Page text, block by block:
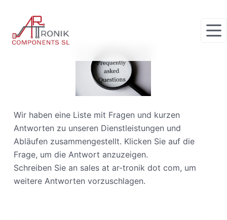
m
s
p
n
Wir haben eine Liste mit Fragen und kurzen
Antworten zu unseren Dienstleistungen und
Abläufen zusammengestellt. Klicken Sie auf die
Frage, um die Antwort anzuzeigen.
Schreiben Sie an sales at ar-tronik dot com, um
weitere Antworten vorzuschlagen.